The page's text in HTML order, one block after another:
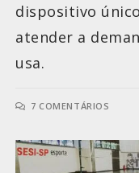
dispositivo
atender a
usa.
7 COMENTÁRIOS